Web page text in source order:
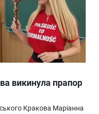
викинула прапор
Кракова Маріанна